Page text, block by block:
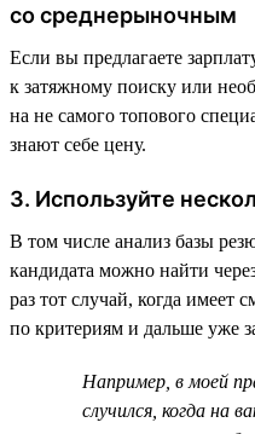
со среднерыночным
Если вы предлагаете
к затяжному поиску или
на не самого топового
знают себе цену.
3. Используйте
В том числе анализ базы
кандидата можно найти
раз тот случай, когда имеет
по критериям и дальше уже
Например, в моей
случился, когда на